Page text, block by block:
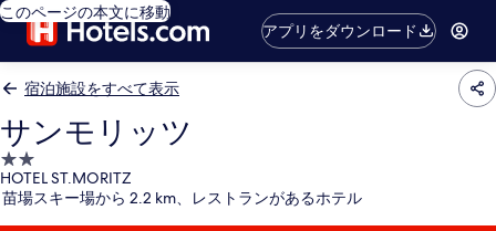
このページの本文に移動
アプリをダウンロード
宿泊施設をすべて表示
サンモリッツ
2.0
つ
星
HOTEL ST.MORITZ
苗場スキー場から 2.2 km、レストランがあるホテル